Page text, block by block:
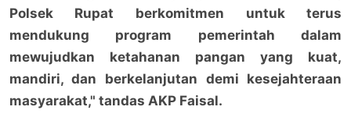
Polsek Rupat berkomitmen untuk terus
mendukung program pemerintah dalam
mewujudkan ketahanan pangan yang kuat,
mandiri, dan berkelanjutan demi kesejahteraan
masyarakat," tandas AKP Faisal.